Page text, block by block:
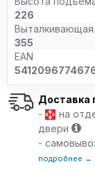
226
Выталкивающая
355
EAN
Доставка
-
на
двери
-
подробнее →